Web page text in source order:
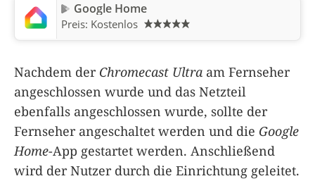
Google Home
Preis: Kostenlos
Nachdem der Chromecast Ultra am Fernseher
angeschlossen wurde und das Netzteil
ebenfalls angeschlossen wurde, sollte der
Fernseher angeschaltet werden und die Google
Home-App gestartet werden. Anschließend
wird der Nutzer durch die Einrichtung geleitet.